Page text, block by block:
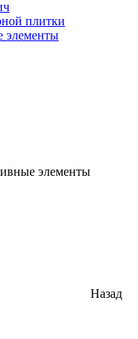
плитки
элементы
элементы
Назад